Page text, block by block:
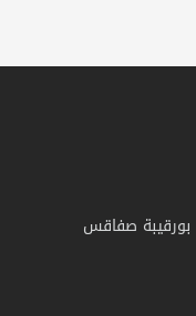
بورقيبة صفاقس